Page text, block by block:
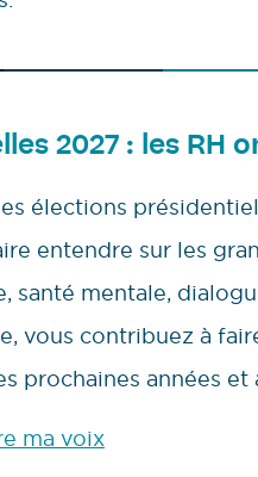
2027 : les RH
élections
entendre sur les
santé mentale,
vous contribuez à
prochaines années
ma voix